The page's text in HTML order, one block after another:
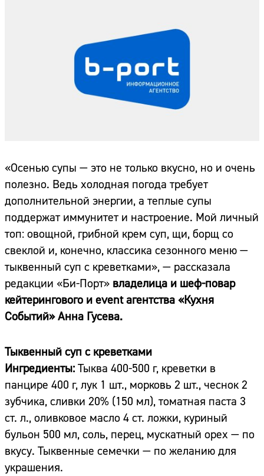
«Осенью супы — это не только вкусно, но и очень
полезно. Ведь холодная погода требует
дополнительной энергии, а теплые супы
поддержат иммунитет и настроение. Мой личный
топ: овощной, грибной крем суп, щи, борщ со
свеклой и, конечно, классика сезонного меню —
тыквенный суп с креветками», — рассказала
редакции «Би-Порт» владелица и шеф-повар
кейтерингового и event агентства «Кухня
Событий» Анна Гусева.
Тыквенный суп с креветками
Ингредиенты: Тыква 400-500 г, креветки в
панцире 400 г, лук 1 шт., морковь 2 шт., чеснок 2
зубчика, сливки 20% (150 мл), томатная паста 3
ст. л., оливковое масло 4 ст. ложки, куриный
бульон 500 мл, соль, перец, мускатный орех — по
вкусу. Тыквенные семечки — по желанию для
украшения.